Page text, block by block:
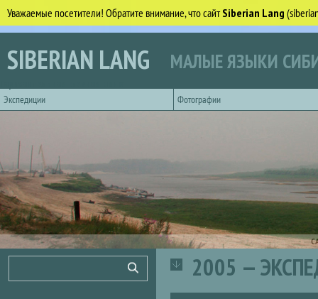
Уважаемые посетители! Обратите внимание, что сайтSiberian Lang
Перейти к основному содержанию
SIBERIAN LANG МАЛЫЕ ЯЗЫКИ
Экспедиции
Фотографии
2005 —
Поиск